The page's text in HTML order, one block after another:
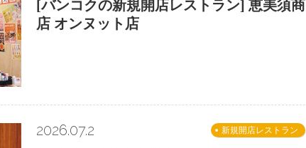
[バンコクの新規開店レストラン] 恵美須商
店 オンヌット店
新規開店レストラン
2026.07.2